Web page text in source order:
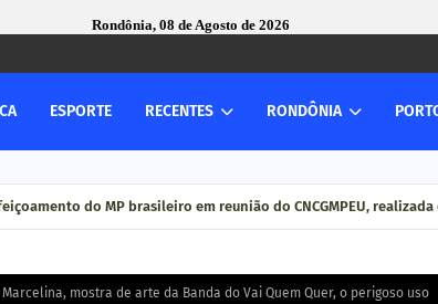
Rondônia, 08 de Agosto de 2026
ESPORTE RECENTES RONDÔNIA
do MP brasileiro em reunião do CNCGMPEU,
mostra de arte da Banda do Vai Quem Quer, o perigoso uso